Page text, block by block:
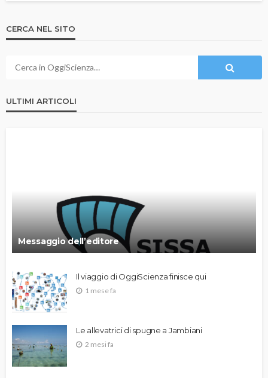
CERCA NEL SITO
ULTIMI ARTICOLI
Messaggio dell’editore
Il viaggio di OggiScienza finisce qui
1 mese fa
Le allevatrici di spugne a Jambiani
2 mesi fa